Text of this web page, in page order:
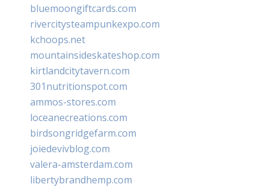
bluemoongiftcards.com
rivercitysteampunkexpo.com
kchoops.net
mountainsideskateshop.com
kirtlandcitytavern.com
301nutritionspot.com
ammos-stores.com
loceanecreations.com
birdsongridgefarm.com
joiedevivblog.com
valera-amsterdam.com
libertybrandhemp.com